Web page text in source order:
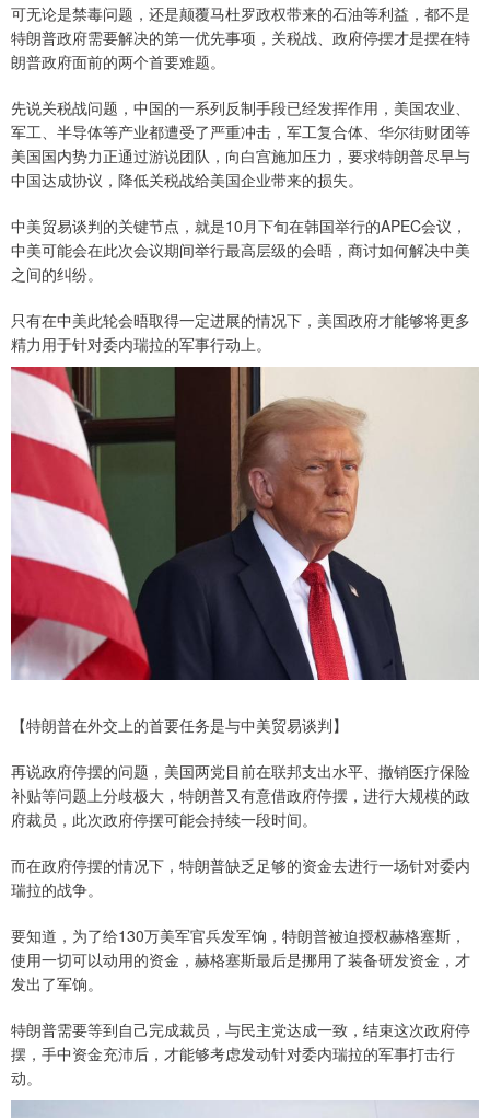
可无论是禁毒问题，还是颠覆马杜罗政权带来的石油等利益，都不是
特朗普政府需要解决的第一优先事项，关税战、政府停摆才是摆在特
朗普政府面前的两个首要难题。
先说关税战问题，中国的一系列反制手段已经发挥作用，美国农业、
军工、半导体等产业都遭受了严重冲击，军工复合体、华尔街财团等
美国国内势力正通过游说团队，向白宫施加压力，要求特朗普尽早与
中国达成协议，降低关税战给美国企业带来的损失。
中美贸易谈判的关键节点，就是10月下旬在韩国举行的APEC会议，
中美可能会在此次会议期间举行最高层级的会晤，商讨如何解决中美
之间的纠纷。
只有在中美此轮会晤取得一定进展的情况下，美国政府才能够将更多
精力用于针对委内瑞拉的军事行动上。
【特朗普在外交上的首要任务是与中美贸易谈判】
再说政府停摆的问题，美国两党目前在联邦支出水平、撤销医疗保险
补贴等问题上分歧极大，特朗普又有意借政府停摆，进行大规模的政
府裁员，此次政府停摆可能会持续一段时间。
而在政府停摆的情况下，特朗普缺乏足够的资金去进行一场针对委内
瑞拉的战争。
要知道，为了给130万美军官兵发军饷，特朗普被迫授权赫格塞斯，
使用一切可以动用的资金，赫格塞斯最后是挪用了装备研发资金，才
发出了军饷。
特朗普需要等到自己完成裁员，与民主党达成一致，结束这次政府停
摆，手中资金充沛后，才能够考虑发动针对委内瑞拉的军事打击行
动。